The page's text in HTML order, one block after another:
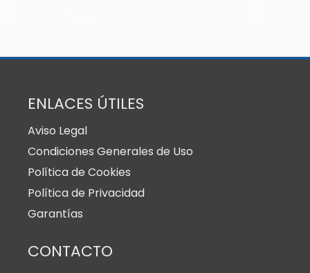
ENLACES ÚTILES
Aviso Legal
Condiciones Generales de Uso
Política de Cookies
Política de Privacidad
Garantías
CONTACTO